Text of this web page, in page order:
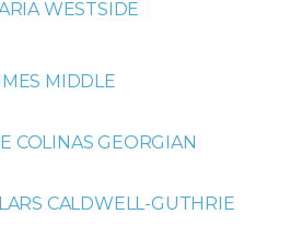
WESTSIDE
MIDDLE
COLINAS GEORGIAN
CALDWELL-GUTHRIE